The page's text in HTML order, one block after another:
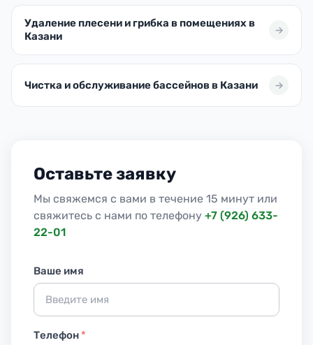
Удаление плесени и грибка в помещениях в
Казани
Чистка и обслуживание бассейнов в Казани
Оставьте заявку
Мы свяжемся с вами в течение 15 минут или
свяжитесь с нами по телефону +7 (926) 633-
22-01
Ваше имя
Телефон*